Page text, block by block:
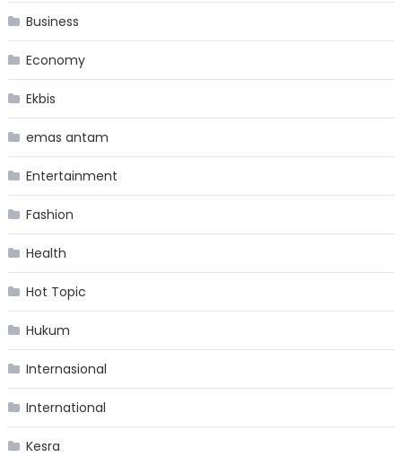
Business
Economy
Ekbis
emas antam
Entertainment
Fashion
Health
Hot Topic
Hukum
Internasional
International
Kesra